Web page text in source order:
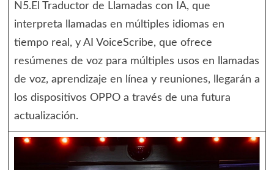
N5.El Traductor de Llamadas con IA, que
interpreta llamadas en múltiples idiomas en
tiempo real, y AI VoiceScribe, que ofrece
resúmenes de voz para múltiples usos en llamadas
de voz, aprendizaje en línea y reuniones, llegarán a
los dispositivos OPPO a través de una futura
actualización.